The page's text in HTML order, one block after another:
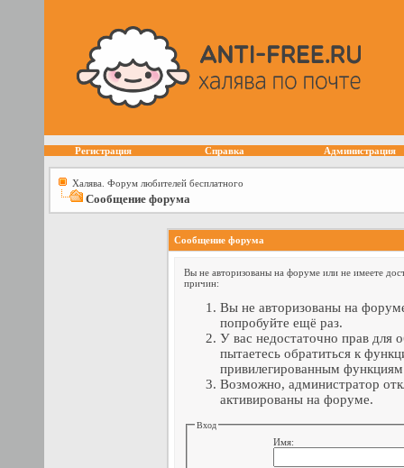
Регистрация Справка Администрация
Халява. Форум любителей бесплатного
Сообщение форума
Сообщение форума
Вы не авторизованы на форуме или не имеете
причин:
Вы не авторизованы на
попробуйте ещё раз.
У вас недостаточно прав для
пытаетесь обратиться к
привилегированным
Возможно, администратор
активированы на форуме.
Вход
Имя: